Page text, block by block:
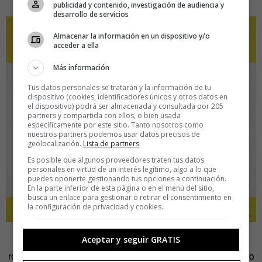
La crisis nos deja, por supuesto, algunas preguntas sin
resolver. ¿Quiénes son los que forman parte del incremento
publicidad y contenido, investigación de audiencia y
desarrollo de servicios
Almacenar la información en un dispositivo y/o
acceder a ella
Más información
Tus datos personales se tratarán y la información de tu
dispositivo (cookies, identificadores únicos y otros datos en
el dispositivo) podrá ser almacenada y consultada por 205
partners y compartida con ellos, o bien usada
específicamente por este sitio. Tanto nosotros como
nuestros partners podemos usar datos precisos de
geolocalización. Lista de partners.
Es posible que algunos proveedores traten tus datos
personales en virtud de un interés legítimo, algo a lo que
puedes oponerte gestionando tus opciones a continuación.
En la parte inferior de esta página o en el menú del sitio,
busca un enlace para gestionar o retirar el consentimiento en
la configuración de privacidad y cookies.
Aceptar y seguir GRATIS